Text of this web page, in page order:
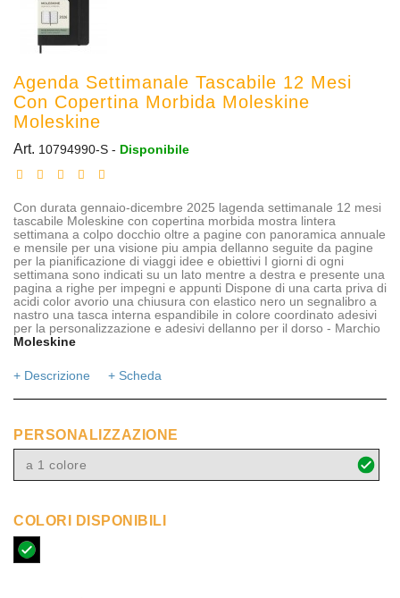
Agenda Settimanale Tascabile 12 Mesi
Con Copertina Morbida Moleskine
Moleskine
Art. 10794990-S - Disponibile
Con durata gennaio-dicembre 2025 lagenda settimanale 12 mesi
tascabile Moleskine con copertina morbida mostra lintera
settimana a colpo docchio oltre a pagine con panoramica annuale
e mensile per una visione piu ampia dellanno seguite da pagine
per la pianificazione di viaggi idee e obiettivi I giorni di ogni
settimana sono indicati su un lato mentre a destra e presente una
pagina a righe per impegni e appunti Dispone di una carta priva di
acidi color avorio una chiusura con elastico nero un segnalibro a
nastro una tasca interna espandibile in colore coordinato adesivi
per la personalizzazione e adesivi dellanno per il dorso - Marchio
Moleskine
+ Descrizione + Scheda
PERSONALIZZAZIONE
a 1 colore
COLORI DISPONIBILI
nero